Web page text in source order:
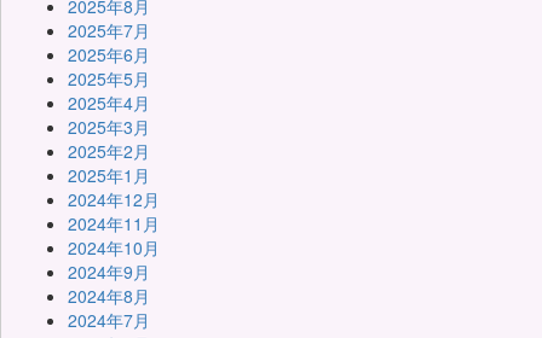
2025年8月
2025年7月
2025年6月
2025年5月
2025年4月
2025年3月
2025年2月
2025年1月
2024年12月
2024年11月
2024年10月
2024年9月
2024年8月
2024年7月